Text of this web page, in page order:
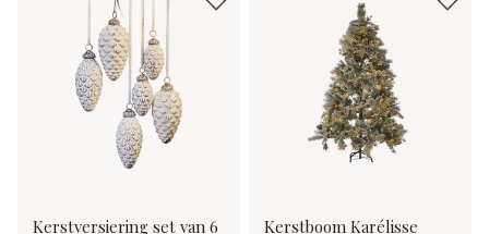
Kerstversiering set van 6
Kerstboom Karélisse